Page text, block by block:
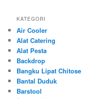
KATEGORI
Air Cooler
Alat Catering
Alat Pesta
Backdrop
Bangku Lipat Chitose
Bantal Duduk
Barstool